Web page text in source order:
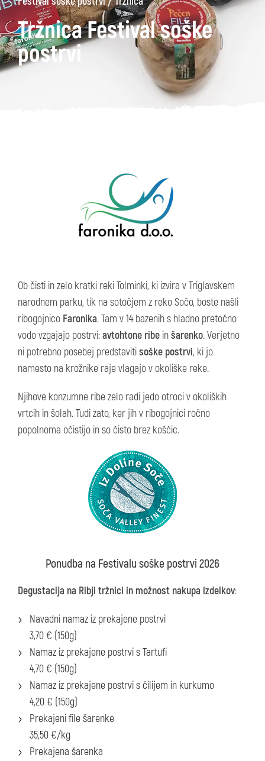
Tržnica Festival soške
postrvi
Ob čisti in zelo kratki reki Tolminki, ki izvira v Triglavskem
narodnem parku, tik na sotočjem z reko Sočo, boste našli
ribogojnico Faronika. Tam v 14 bazenih s hladno pretočno
vodo vzgajajo postrvi:avtohtone ribe inšarenko. Verjetno
ni potrebno posebej predstavitisoške postrvi, ki jo
namesto na krožnike raje vlagajo v okoliške reke.
Njihove konzumne ribe zelo radi jedo otroci v okoliških
vrtcih in šolah. Tudi zato, ker jih v ribogojnici ročno
popolnoma očistijo in so čisto brez koščic.
Ponudba na Festivalu soške postrvi 2026
Degustacija na Ribji tržnici in možnost nakupa izdelkov:
Navadni namaz iz prekajene postrvi
3,70 € (150g)
Namaz iz prekajene postrvi s Tartufi
4,70 € (150g)
Namaz iz prekajene postrvi s čilijem in kurkumo
4,20 € (150g)
Prekajeni file šarenke
35,50 €/kg
Prekajena šarenka